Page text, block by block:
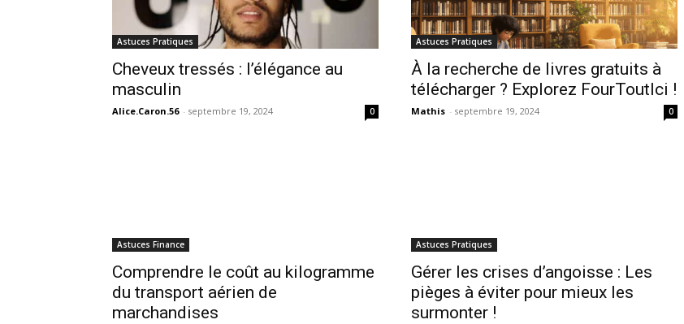
Astuces Pratiques
Cheveux tressés : l’élégance au
masculin
Alice.Caron.56 - septembre 19, 2024 0
Astuces Pratiques
À la recherche de livres gratuits à
télécharger ? Explorez FourToutIci !
Mathis - septembre 19, 2024 0
Astuces Finance
Comprendre le coût au kilogramme
du transport aérien de
marchandises
Astuces Pratiques
Gérer les crises d’angoisse : Les
pièges à éviter pour mieux les
surmonter !